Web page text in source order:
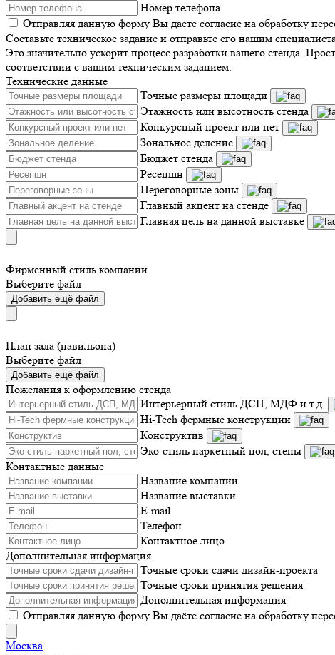
Номер телефона
Отправляя данную форму Вы даёте согласие на обработку
Составьте техническое задание и отправьте его нашим
Это значительно ускорит процесс разработки вашего стенда.
соответствии с вашим техническим заданием.
Технические данные
Точные размеры площади
Этажность или высотность стенда
Конкурсный проект или нет
Зональное деление
Бюджет стенда
Ресепшн
Переговорные зоны
Главный акцент на стенде
Главная цель на данной выставке
Фирменный стиль компании
Выберите файл
Добавить ещё файл
План зала (павильона)
Выберите файл
Добавить ещё файл
Пожелания к оформлению стенда
Интерьерный стиль ДСП, МДФ и т.д.
Hi-Tech фермные конструкции
Конструктив
Эко-стиль паркетный пол, стены
Контактные данные
Название компании
Название выставки
E-mail
Телефон
Контактное лицо
Дополнительная информация
Точные сроки сдачи дизайн-проекта
Точные сроки принятия решения
Дополнительная информация
Отправляя данную форму Вы даёте согласие на обработку
Москва